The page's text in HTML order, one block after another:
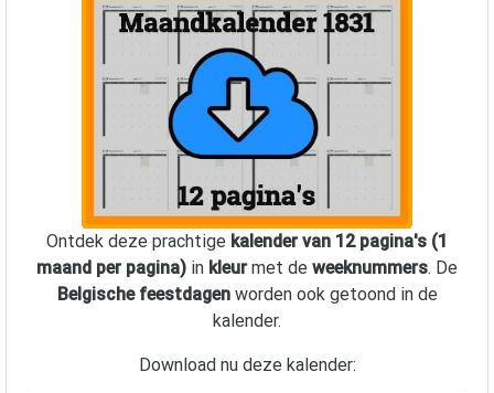
Ontdek deze prachtige kalender van 12 pagina's (1
maand per pagina) in kleurmet de weeknummers. De
Belgische feestdagenworden ook getoond in de
kalender.
Download nu deze kalender: